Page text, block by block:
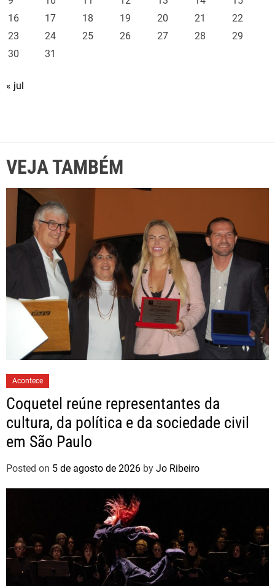
16
17 18 19 20 21
22
23
24 25 26 27 28
29
30
31
« jul
VEJA TAMBÉM
Acontece
Coquetel reúne representantes da
cultura, da política e da sociedade civil
em São Paulo
Posted on 5 de agosto de 2026 by Jo Ribeiro